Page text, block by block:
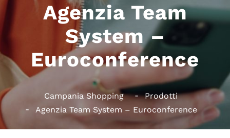
Agenzia Team
System –
Euroconference
Campania Shopping
Prodotti
Agenzia Team System – Euroconference